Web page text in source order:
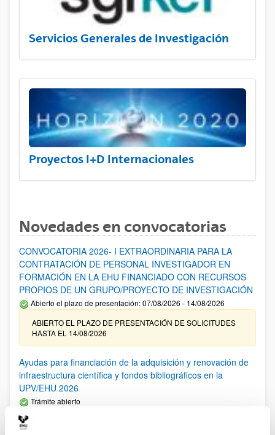
Servicios Generales de Investigación
Proyectos I+D Internacionales
Novedades en convocatorias
CONVOCATORIA 2026- I EXTRAORDINARIA PARA LA
CONTRATACIÓN DE PERSONAL INVESTIGADOR EN
FORMACIÓN EN LA EHU FINANCIADO CON RECURSOS
PROPIOS DE UN GRUPO/PROYECTO DE INVESTIGACIÓN
Abierto el plazo de presentación: 07/08/2026 - 14/08/2026
ABIERTO EL PLAZO DE PRESENTACIÓN DE SOLICITUDES
HASTA EL 14/08/2026
Ayudas para financiación de la adquisición y renovación de
infraestructura científica y fondos bibliográficos en la
UPV/EHU 2026
Trámite abierto